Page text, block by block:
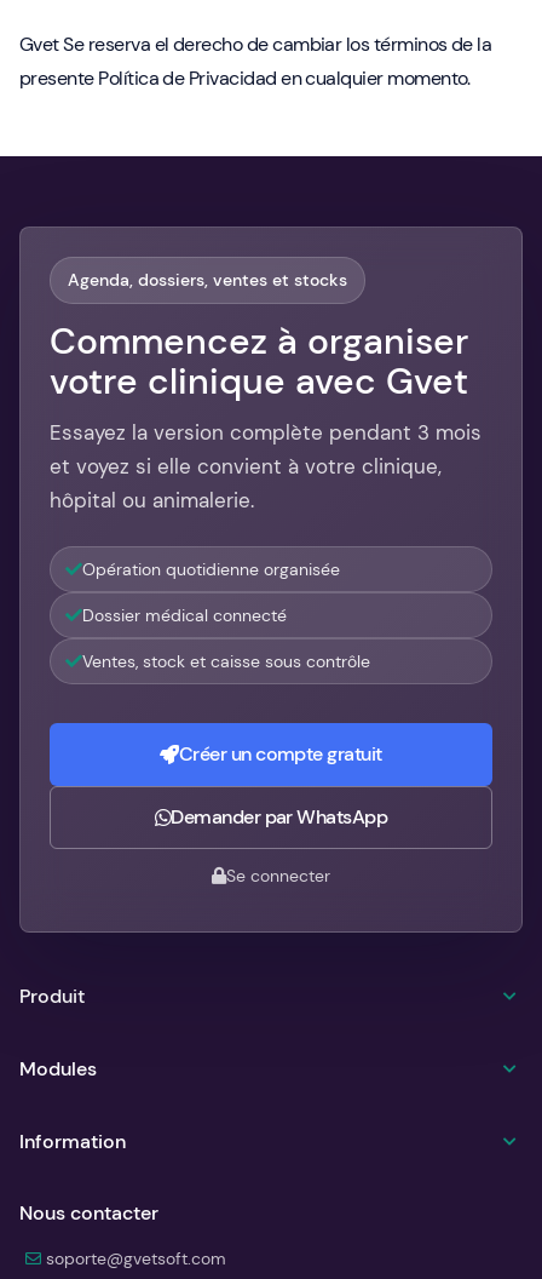
Gvet Se reserva el derecho de cambiar los términos de la
presente Política de Privacidad en cualquier momento.
Agenda, dossiers, ventes et stocks
Commencez à organiser
votre clinique avec Gvet
Essayez la version complète pendant 3 mois
et voyez si elle convient à votre clinique,
hôpital ou animalerie.
Opération quotidienne organisée
Dossier médical connecté
Ventes, stock et caisse sous contrôle
Créer un compte gratuit
Demander par WhatsApp
Se connecter
Produit
Modules
Information
Nous contacter
soporte@gvetsoft.com